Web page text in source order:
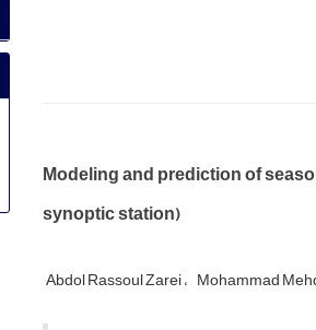
Modeling and prediction of
synoptic station)
Abdol Rassoul Zarei Mohammad